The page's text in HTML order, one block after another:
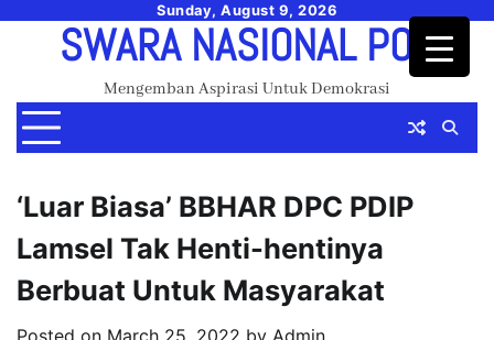
Sunday, August 9, 2026
SWARA NASIONAL POS
Mengemban Aspirasi Untuk Demokrasi
‘Luar Biasa’ BBHAR DPC PDIP
Lamsel Tak Henti-hentinya
Berbuat Untuk Masyarakat
Posted on March 25, 2022 by Admin